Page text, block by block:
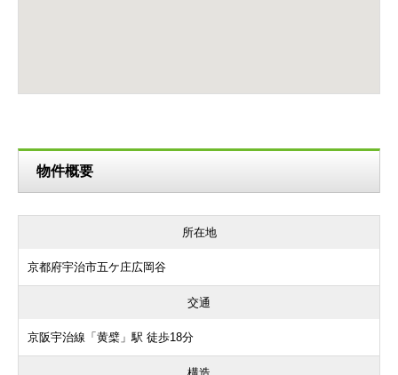
物件概要
所在地
京都府宇治市五ケ庄広岡谷
交通
京阪宇治線「黄檗」駅 徒歩18分